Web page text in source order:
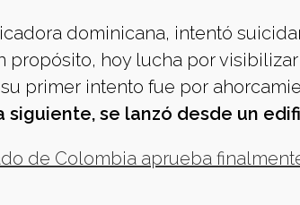
dominicana, intentó
propósito, hoy lucha por
primer intento fue por
siguiente, se lanzó desde un
de Colombia aprueba